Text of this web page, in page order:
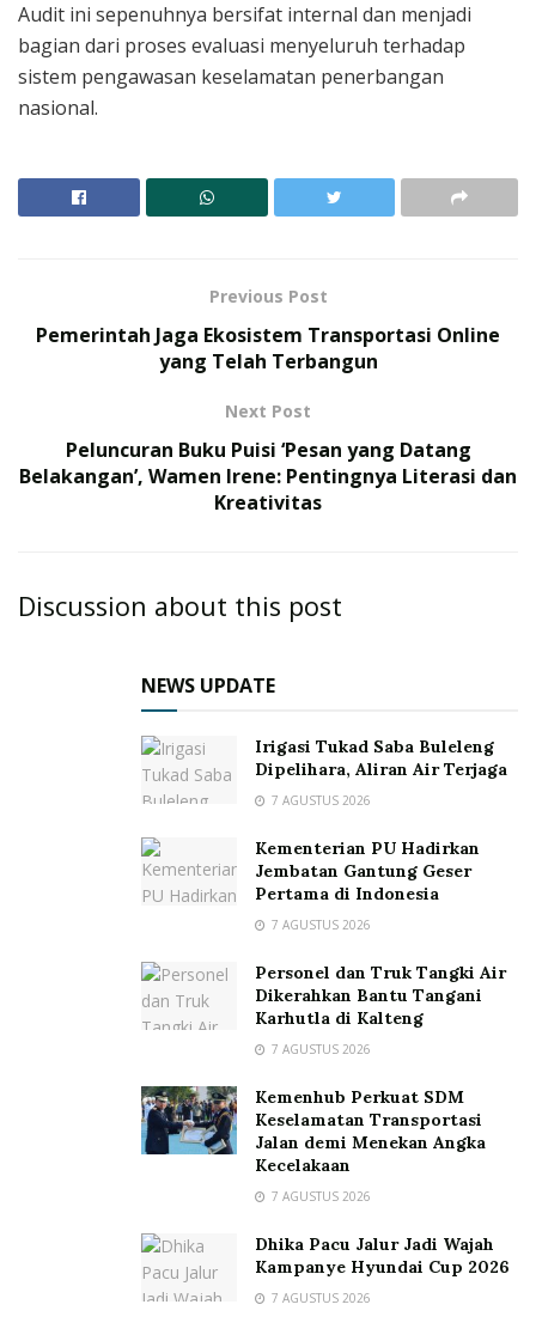
Audit ini sepenuhnya bersifat internal dan menjadi
bagian dari proses evaluasi menyeluruh terhadap
sistem pengawasan keselamatan penerbangan
nasional.
Previous Post
Pemerintah Jaga Ekosistem Transportasi Online
yang Telah Terbangun
Next Post
Peluncuran Buku Puisi ‘Pesan yang Datang
Belakangan’, Wamen Irene: Pentingnya Literasi dan
Kreativitas
Discussion about this post
NEWS UPDATE
Irigasi Tukad Saba Buleleng
Dipelihara, Aliran Air Terjaga
7 AGUSTUS 2026
Kementerian PU Hadirkan
Jembatan Gantung Geser
Pertama di Indonesia
7 AGUSTUS 2026
Personel dan Truk Tangki Air
Dikerahkan Bantu Tangani
Karhutla di Kalteng
7 AGUSTUS 2026
Kemenhub Perkuat SDM
Keselamatan Transportasi
Jalan demi Menekan Angka
Kecelakaan
7 AGUSTUS 2026
Dhika Pacu Jalur Jadi Wajah
Kampanye Hyundai Cup 2026
7 AGUSTUS 2026